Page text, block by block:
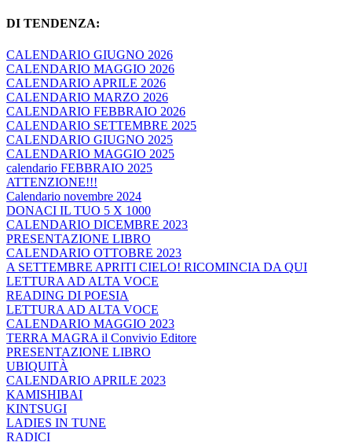
DI TENDENZA:
CALENDARIO GIUGNO 2026
CALENDARIO MAGGIO 2026
CALENDARIO APRILE 2026
CALENDARIO MARZO 2026
CALENDARIO FEBBRAIO 2026
CALENDARIO SETTEMBRE 2025
CALENDARIO GIUGNO 2025
CALENDARIO MAGGIO 2025
calendario FEBBRAIO 2025
ATTENZIONE!!!
Calendario novembre 2024
DONACI IL TUO 5 X 1000
CALENDARIO DICEMBRE 2023
PRESENTAZIONE LIBRO
CALENDARIO OTTOBRE 2023
A SETTEMBRE APRITI CIELO! RICOMINCIA DA QUI
LETTURA AD ALTA VOCE
READING DI POESIA
LETTURA AD ALTA VOCE
CALENDARIO MAGGIO 2023
TERRA MAGRA il Convivio Editore
PRESENTAZIONE LIBRO
UBIQUITÀ
CALENDARIO APRILE 2023
KAMISHIBAI
KINTSUGI
LADIES IN TUNE
RADICI